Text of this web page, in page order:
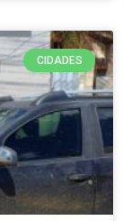
CIDADES